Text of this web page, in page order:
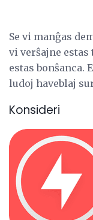
Se vi manĝas
vi verŝajne estas
estas bonŝanca.
ludoj haveblaj
Konsideri